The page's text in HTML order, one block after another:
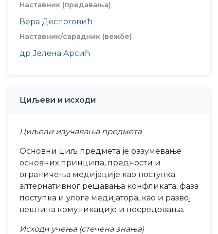
Наставник (предавања)
Вера Деспотовић
Наставник/сарадник (вежбе)
др Јелена Арсић
Циљеви и исходи
Циљеви изучавања предмета
Основни циљ предмета је разумевање
основних принципа, предности и
ограничења медијације као поступка
алтернативног решавања конфликата, фаза
поступка и улоге медијатора, као и развој
вештина комуникације и посредовања.
Исходи учења (стечена знања)